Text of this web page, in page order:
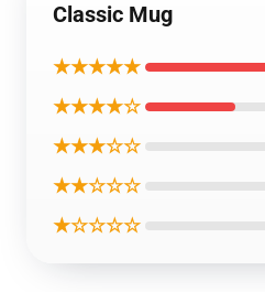
Classic Mug
★★★★★
★★★★☆
★★★☆☆
★★☆☆☆
★☆☆☆☆